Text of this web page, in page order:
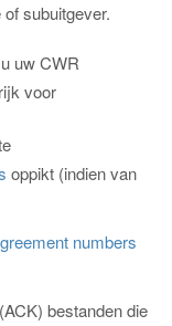
subuitgever.
uw CWR
voor
oppikt (indien van
numbers
bestanden die